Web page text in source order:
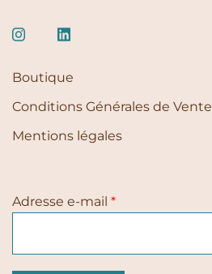
Boutique
Conditions Générales de Vente
Mentions légales
Adresse e-mail *